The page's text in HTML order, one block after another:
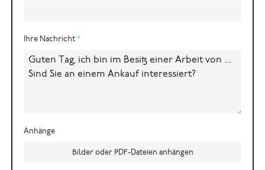
Ihre Nachricht
Anhänge
Bilder oder PDF-Dateien anhängen